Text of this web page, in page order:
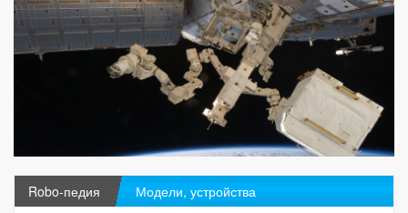
Robo-педия Модели, устройства